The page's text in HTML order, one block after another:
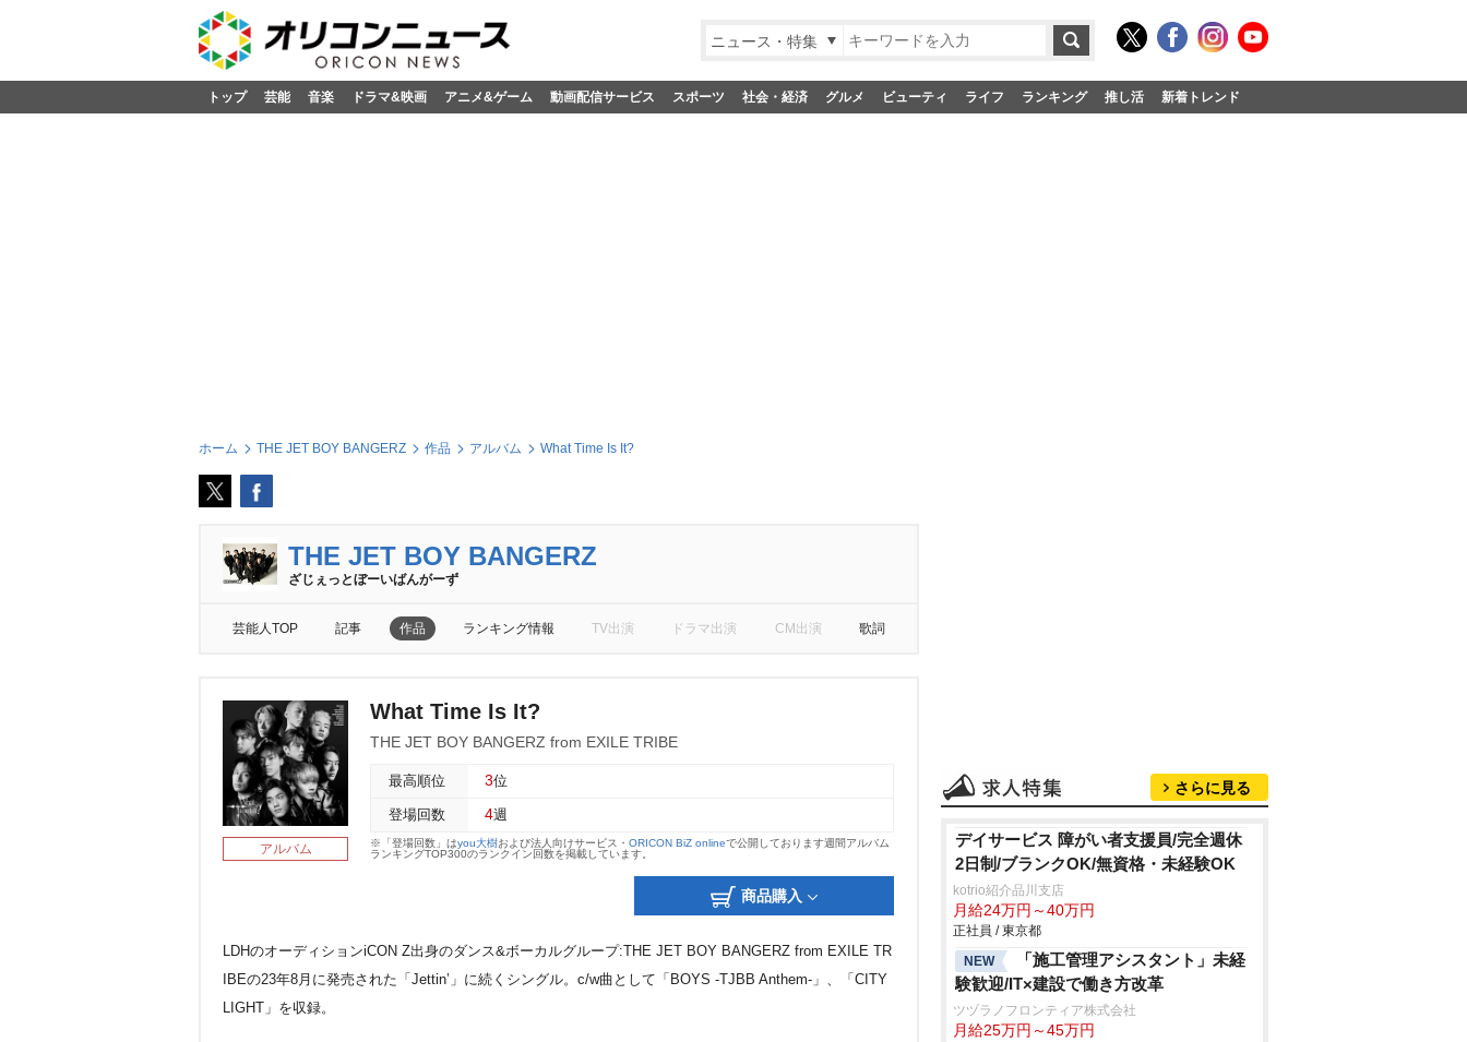
ニュース・特集
トップ 芸能 音楽 ドラマ&映画 アニメ&ゲーム 動画配信サービス スポーツ 社会・経済 グルメ ビューティ ライフ ランキング 推し活 新着トレンド
ホーム THE JET BOY BANGERZ 作品 アルバム What Time Is It?
THE JET BOY BANGERZ
ざじぇっとぼーいばんがーず
芸能人TOP 記事 作品 ランキング情報 TV出演 ドラマ出演 CM出演 歌詞
アルバム
What Time Is It?
THE JET BOY BANGERZ from EXILE TRIBE
最高順位 3位
登場回数 4週
※「登場回数」はyou大樹および法人向けサービス・ ORICON BiZ onlineで公開しております週間アルバム
ランキングTOP300のランクイン回数を掲載しています。
商品購入
LDHのオーディションiCON Z出身のダンス&ボーカルグループ:THE JET BOY BANGERZ from EXILE TR
IBEの23年8月に発売された「Jettin’」に続くシングル。c/w曲として「BOYS -TJBB Anthem-」、「CITY
LIGHT」を収録。
さらに見る
デイサービス 障がい者支援員/完全週休
2日制/ブランクOK/無資格・未経験OK
kotrio紹介品川支店
月給24万円～40万円
正社員 / 東京都
NEW
「施工管理アシスタント」未経
験歓迎/IT×建設で働き方改革
ツヅラノフロンティア株式会社
月給25万円～45万円